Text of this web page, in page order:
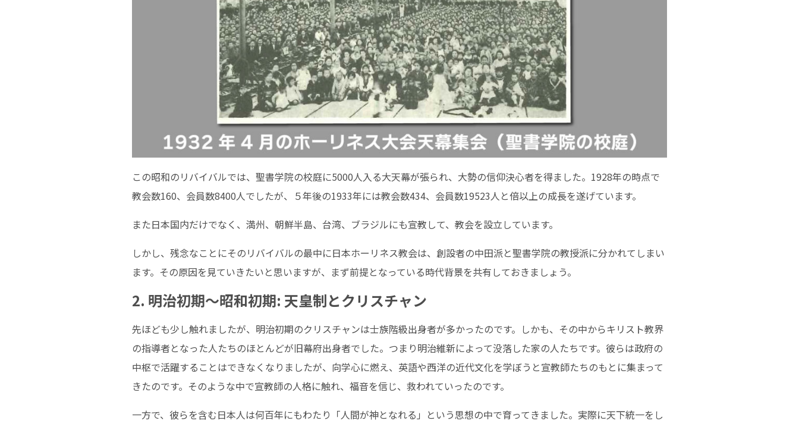
この昭和のリバイバルでは、聖書学院の校庭に5000人入る大天幕が張られ、大勢の信仰決心者を得ました。1928年の時点で
教会数160、会員数8400人でしたが、５年後の1933年には教会数434、会員数19523人と倍以上の成長を遂げています。
また日本国内だけでなく、満州、朝鮮半島、台湾、ブラジルにも宣教して、教会を設立しています。
しかし、残念なことにそのリバイバルの最中に日本ホーリネス教会は、創設者の中田派と聖書学院の教授派に分かれてしまい
ます。その原因を見ていきたいと思いますが、まず前提となっている時代背景を共有しておきましょう。
2. 明治初期～昭和初期: 天皇制とクリスチャン
先ほども少し触れましたが、明治初期のクリスチャンは士族階級出身者が多かったのです。しかも、その中からキリスト教界
の指導者となった人たちのほとんどが旧幕府出身者でした。つまり明治維新によって没落した家の人たちです。彼らは政府の
中枢で活躍することはできなくなりましたが、向学心に燃え、英語や西洋の近代文化を学ぼうと宣教師たちのもとに集まって
きたのです。そのような中で宣教師の人格に触れ、福音を信じ、救われていったのです。
一方で、彼らを含む日本人は何百年にもわたり「人間が神となれる」という思想の中で育ってきました。実際に天下統一をし